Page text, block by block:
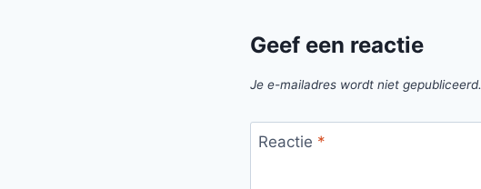
Geef een reactie
Je e-mailadres wordt niet gepubliceerd.
Reactie *